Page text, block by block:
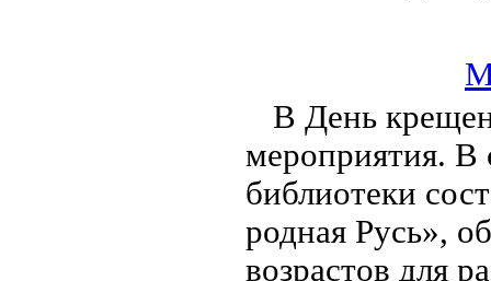
В День
мероприятия. В
библиотеки
родная Русь»,
возрастов для